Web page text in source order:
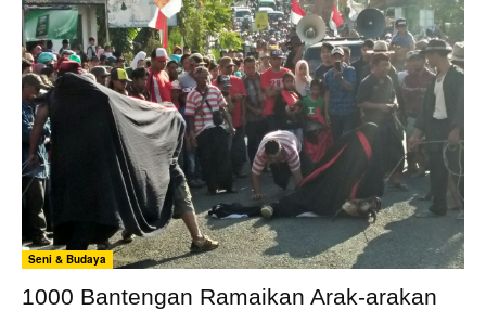
Seni & Budaya
1000 Bantengan Ramaikan Arak-arakan